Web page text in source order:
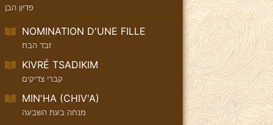
פדיון הבן
NOMINATION D'UNE FILLE
זבד הבת
KIVRÉ TSADIKIM
קברי צדיקים
MIN'HA (CHIV'A)
מנחה בעת השבעה